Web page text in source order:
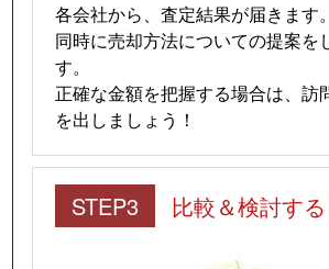
各会社から、査定結果が届きます。
同時に売却方法についての提案を
す。
正確な金額を把握する場合は、訪
を出しましょう！
STEP3 比較＆検討する